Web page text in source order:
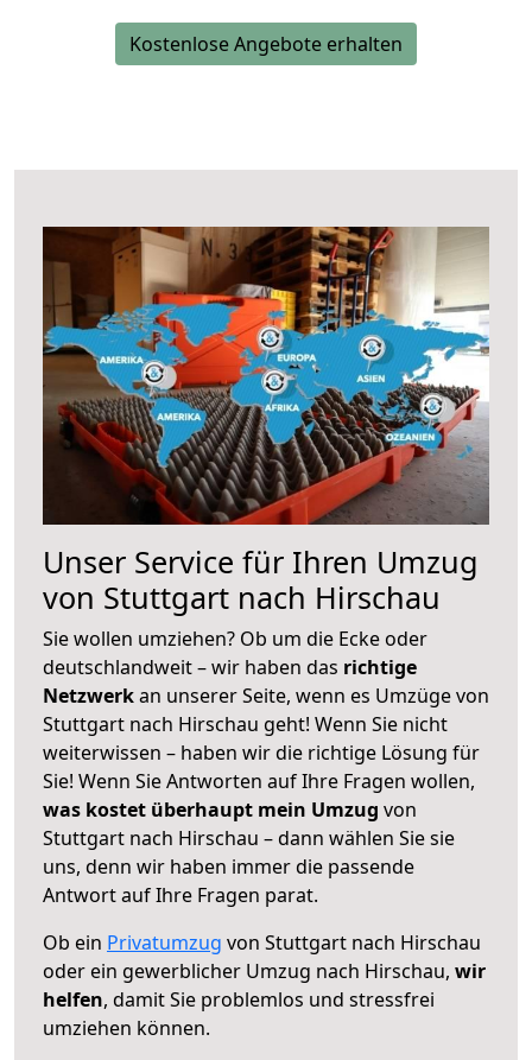
Kostenlose Angebote erhalten
Unser Service für Ihren Umzug
von Stuttgart nach Hirschau
Sie wollen umziehen? Ob um die Ecke oder
deutschlandweit – wir haben das richtige
Netzwerkan unserer Seite, wenn es Umzüge von
Stuttgart nach Hirschau geht! Wenn Sie nicht
weiterwissen – haben wir die richtige Lösung für
Sie! Wenn Sie Antworten auf Ihre Fragen wollen,
was kostet überhaupt mein Umzug von
Stuttgart nach Hirschau – dann wählen Sie sie
uns, denn wir haben immer die passende
Antwort auf Ihre Fragen parat.
Ob ein Privatumzug von Stuttgart nach Hirschau
oder ein gewerblicher Umzug nach Hirschau, wir
helfen, damit Sie problemlos und stressfrei
umziehen können.